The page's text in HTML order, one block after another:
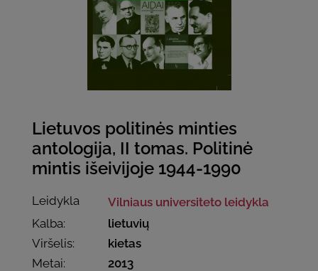
Lietuvos politinės minties
antologija, II tomas. Politinė
mintis išeivijoje 1944-1990
Leidykla
Vilniaus universiteto leidykla
Kalba:
lietuvių
Viršelis:
kietas
Metai:
2013